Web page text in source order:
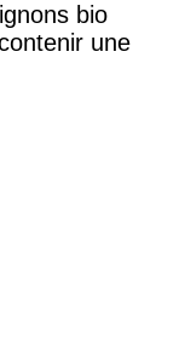
bio
une